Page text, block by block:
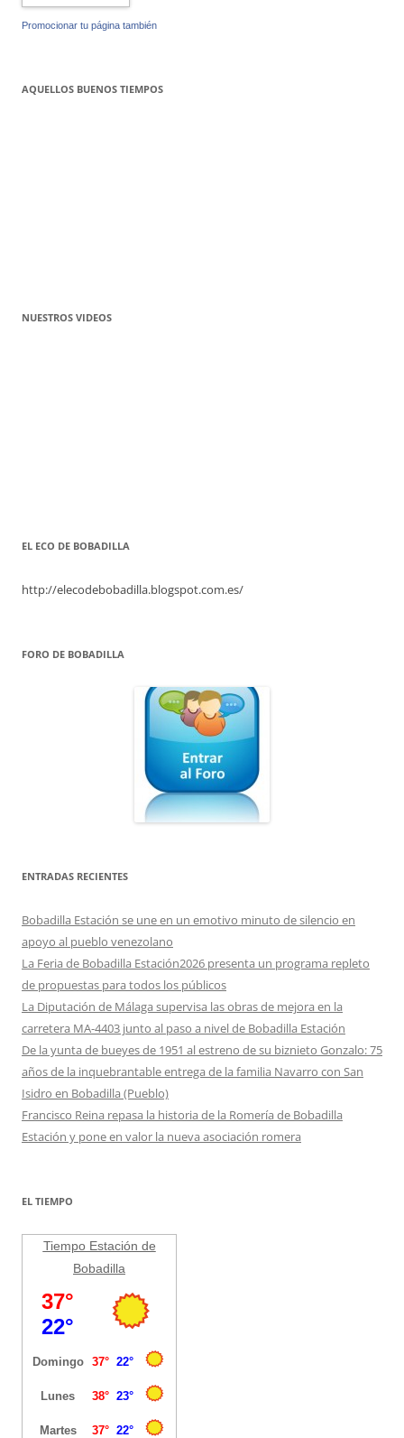
Promocionar tu página también
AQUELLOS BUENOS TIEMPOS
NUESTROS VIDEOS
EL ECO DE BOBADILLA
http://elecodebobadilla.blogspot.com.es/
FORO DE BOBADILLA
ENTRADAS RECIENTES
Bobadilla Estación se une en un emotivo minuto de silencio en
apoyo al pueblo venezolano
La Feria de Bobadilla Estación2026 presenta un programa repleto
de propuestas para todos los públicos
La Diputación de Málaga supervisa las obras de mejora en la
carretera MA-4403 junto al paso a nivel de Bobadilla Estación
De la yunta de bueyes de 1951 al estreno de su biznieto Gonzalo: 75
años de la inquebrantable entrega de la familia Navarro con San
Isidro en Bobadilla (Pueblo)
Francisco Reina repasa la historia de la Romería de Bobadilla
Estación y pone en valor la nueva asociación romera
EL TIEMPO
Tiempo Estación de
Bobadilla